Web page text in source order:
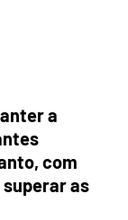
a
com
as